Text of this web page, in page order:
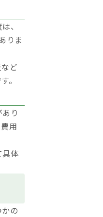
、
りま
ど
。
り
用
具体
の